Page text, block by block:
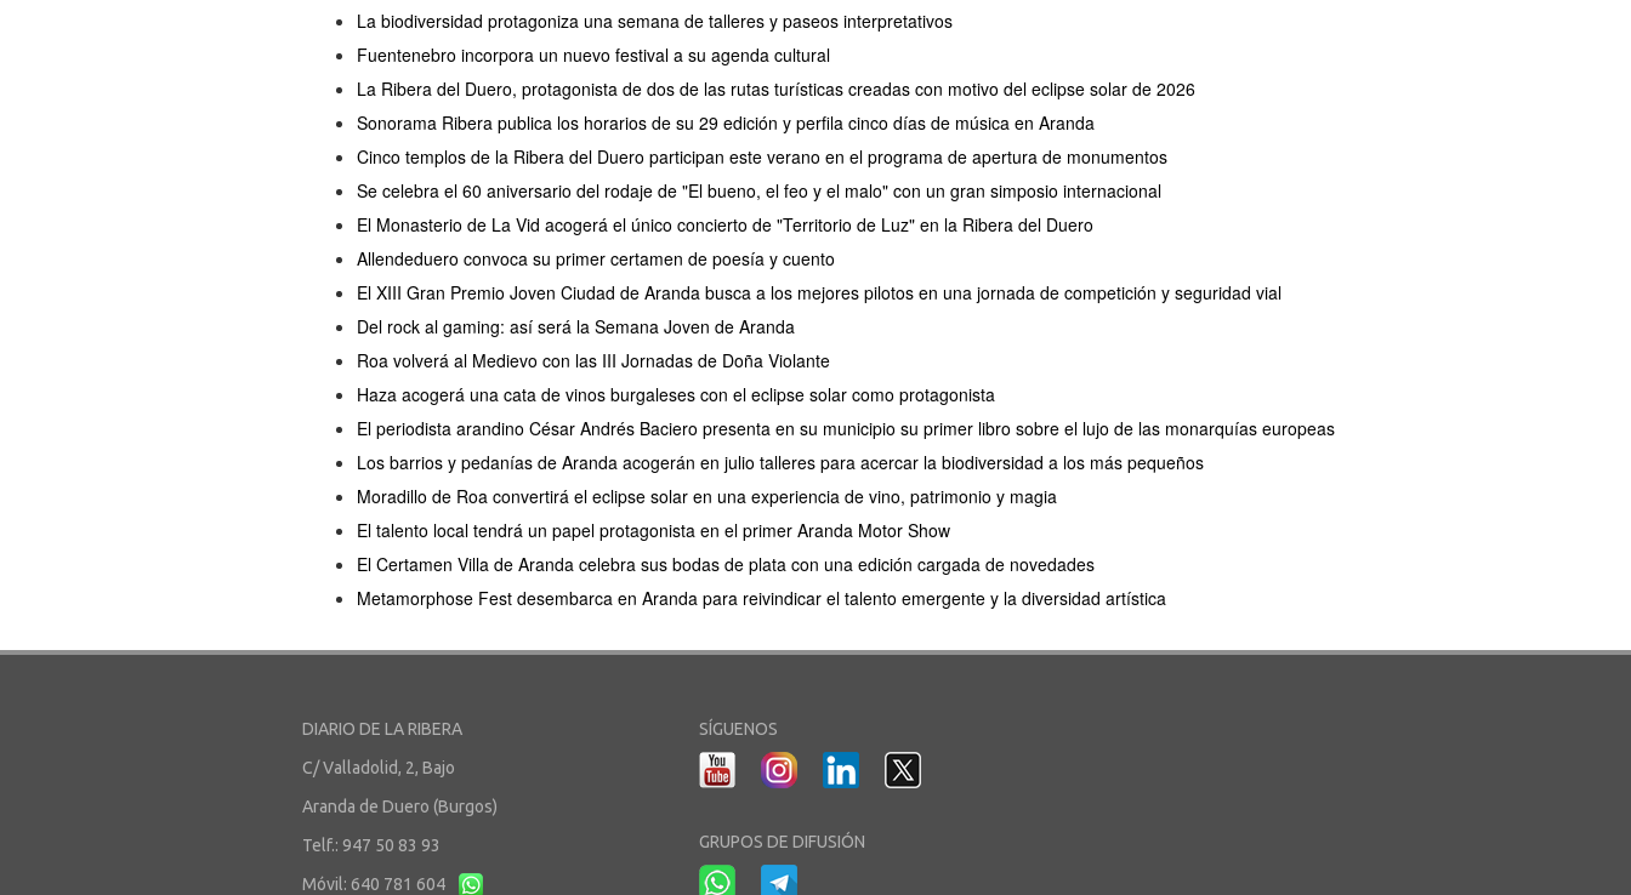
La biodiversidad protagoniza una semana de talleres y paseos interpretativos
Fuentenebro incorpora un nuevo festival a su agenda cultural
La Ribera del Duero, protagonista de dos de las rutas turísticas creadas con motivo del eclipse solar de 2026
Sonorama Ribera publica los horarios de su 29 edición y perfila cinco días de música en Aranda
Cinco templos de la Ribera del Duero participan este verano en el programa de apertura de monumentos
Se celebra el 60 aniversario del rodaje de "El bueno, el feo y el malo" con un gran simposio internacional
El Monasterio de La Vid acogerá el único concierto de "Territorio de Luz" en la Ribera del Duero
Allendeduero convoca su primer certamen de poesía y cuento
El XIII Gran Premio Joven Ciudad de Aranda busca a los mejores pilotos en una jornada de competición y seguridad vial
Del rock al gaming: así será la Semana Joven de Aranda
Roa volverá al Medievo con las III Jornadas de Doña Violante
Haza acogerá una cata de vinos burgaleses con el eclipse solar como protagonista
El periodista arandino César Andrés Baciero presenta en su municipio su primer libro sobre el lujo de las monarquías europeas
Los barrios y pedanías de Aranda acogerán en julio talleres para acercar la biodiversidad a los más pequeños
Moradillo de Roa convertirá el eclipse solar en una experiencia de vino, patrimonio y magia
El talento local tendrá un papel protagonista en el primer Aranda Motor Show
El Certamen Villa de Aranda celebra sus bodas de plata con una edición cargada de novedades
Metamorphose Fest desembarca en Aranda para reivindicar el talento emergente y la diversidad artística
DIARIO DE LA RIBERA
C/ Valladolid, 2, Bajo
Aranda de Duero (Burgos)
Telf.: 947 50 83 93
Móvil: 640 781 604
SÍGUENOS
GRUPOS DE DIFUSIÓN